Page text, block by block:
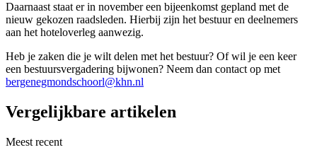
Daarnaast staat er in november een bijeenkomst gepland met de
nieuw gekozen raadsleden. Hierbij zijn het bestuur en deelnemers
aan het hoteloverleg aanwezig.
Heb je zaken die je wilt delen met het bestuur? Of wil je een keer
een bestuursvergadering bijwonen? Neem dan contact op met
bergenegmondschoorl@khn.nl
Vergelijkbare artikelen
Meest recent